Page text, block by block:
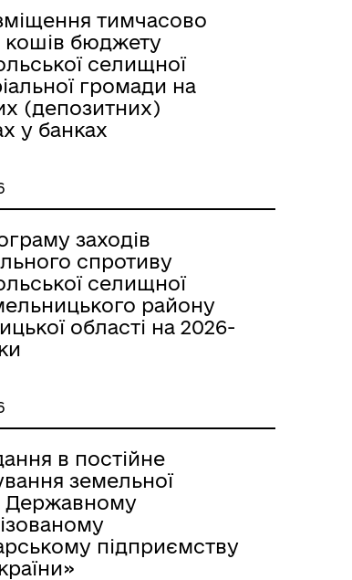
тимчасово
кошів бюджету
селищної
громади на
(депозитних)
у банках
заходів
спротиву
селищної
району
області на 2026-
в постійне
земельної
Державному
підприємству